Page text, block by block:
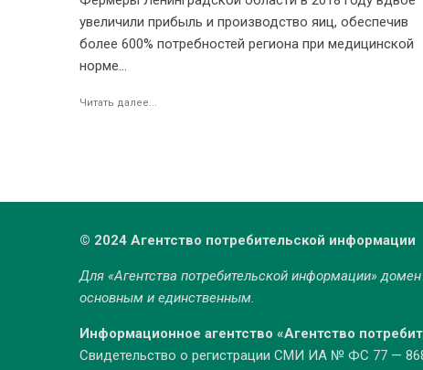
увеличили прибыль и производство яиц, обеспечив
более 600% потребностей региона при медицинской
норме...
Читать далее...
© 2024 Агентство потребительской информации
Для «Агентства потребительской информации» домен
основным и единственным.
Информационное агентство «Агентство
Свидетельство о регистрации СМИ ИА № ФС 77 —